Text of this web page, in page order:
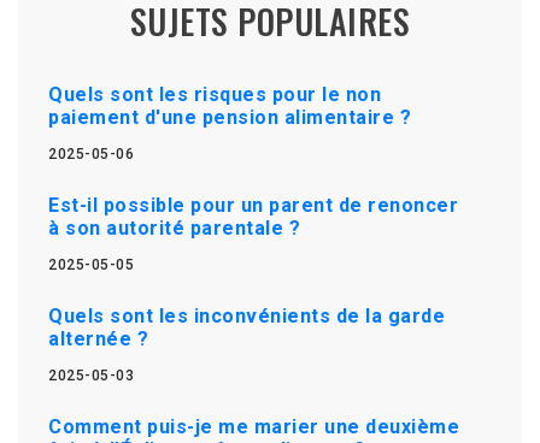
SUJETS POPULAIRES
Quels sont les risques pour le non
paiement d'une pension alimentaire ?
2025-05-06
Est-il possible pour un parent de renoncer
à son autorité parentale ?
2025-05-05
Quels sont les inconvénients de la garde
alternée ?
2025-05-03
Comment puis-je me marier une deuxième